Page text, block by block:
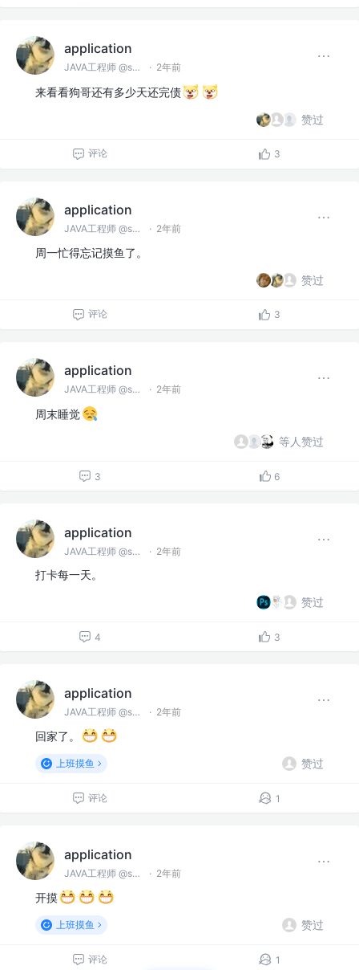
application
JAVA工程师 @spring · 2年前
来看看狗哥还有多少天还完债
赞过
评论 3
application
JAVA工程师 @spring · 2年前
周一忙得忘记摸鱼了。
赞过
评论 3
application
JAVA工程师 @spring · 2年前
周末睡觉
等人赞过
3 6
application
JAVA工程师 @spring · 2年前
打卡每一天。
赞过
4 3
application
JAVA工程师 @spring · 2年前
回家了。
上班摸鱼 赞过
评论 1
application
JAVA工程师 @spring · 2年前
开摸
上班摸鱼 赞过
评论 1